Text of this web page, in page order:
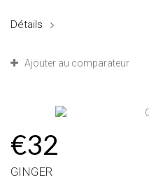
Détails
Ajouter au comparateur
€32
GINGER